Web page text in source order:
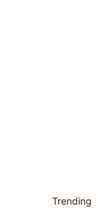
Trending